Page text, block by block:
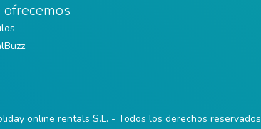
ofrecemos
online rentals S.L. - Todos los derechos reservados